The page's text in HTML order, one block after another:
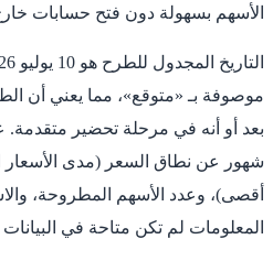
الأسهم بسهولة دون فتح حسابات خارج
موصوفة بـ «متوقع»، مما يعني أن
بعد أو أنه في مرحلة تحضير متقدمة.
شهور عن نطاق السعر (مدى الأسعار
أقصى)، وعدد الأسهم المطروحة،
المعلومات لم تكن متاحة في البيانات